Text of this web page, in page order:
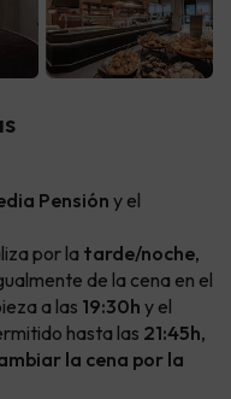
Pensión y el
por la tarde/noche,
de la cena en el
a las 19:30h y el
hasta las 21:45h,
la cena por la